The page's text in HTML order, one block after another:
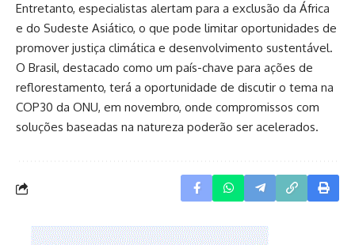
Entretanto, especialistas alertam para a exclusão da África
e do Sudeste Asiático, o que pode limitar oportunidades de
promover justiça climática e desenvolvimento sustentável.
O Brasil, destacado como um país-chave para ações de
reflorestamento, terá a oportunidade de discutir o tema na
COP30 da ONU, em novembro, onde compromissos com
soluções baseadas na natureza poderão ser acelerados.